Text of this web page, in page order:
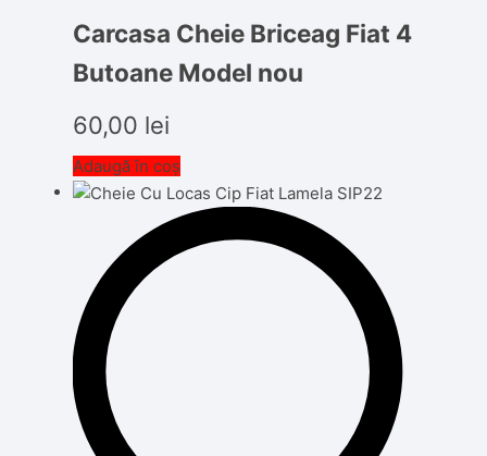
Carcasa Cheie Briceag Fiat 4
Butoane Model nou
60,00 lei
Adaugă în coș